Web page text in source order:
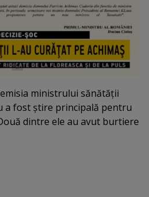
ministrului sănătăţii
a fost ştire principală pentru
dintre ele au avut burtiere